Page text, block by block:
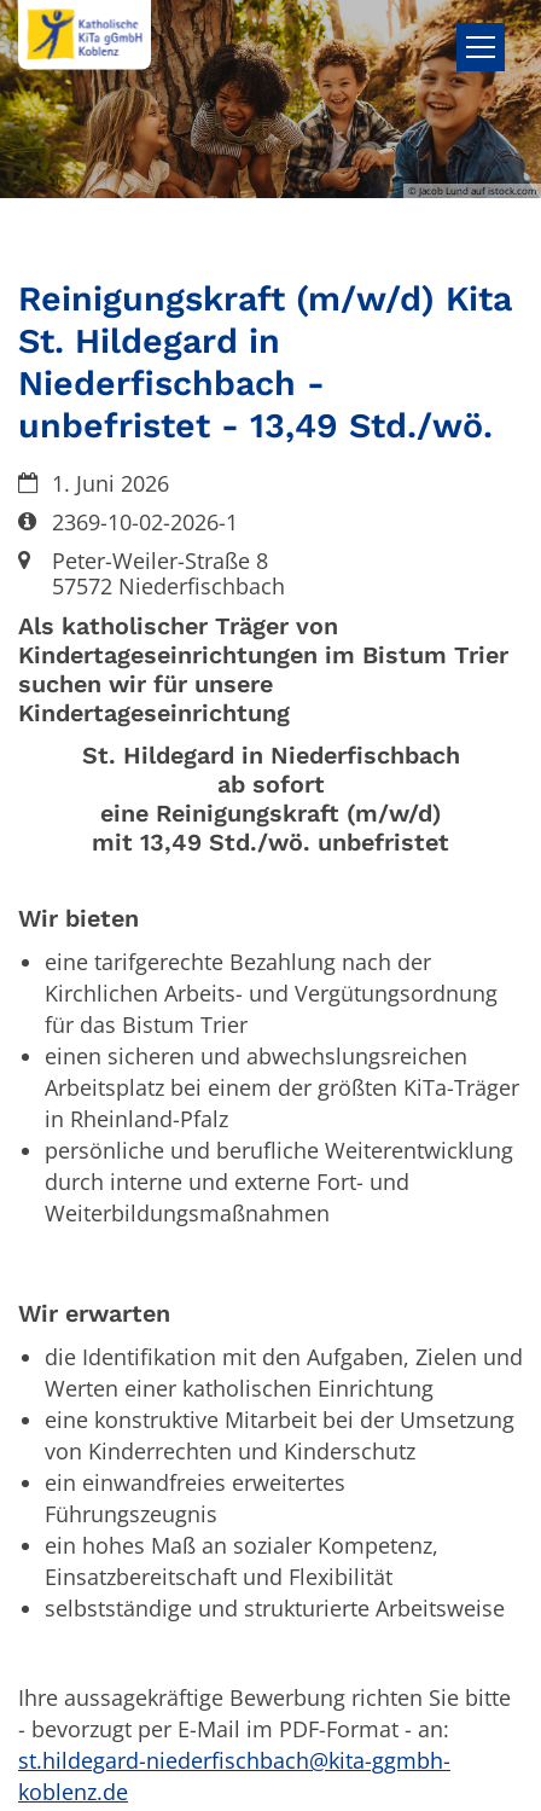
Zum Inhalt springen
© Jacob Lund auf istock.com
Reinigungskraft (m/w/d) Kita
St. Hildegard in
Niederfischbach -
unbefristet - 13,49 Std./wö.
Datum:1. Juni 2026
Art bzw. Nummer:
2369-10-02-2026-1
Ort:Peter-Weiler-Straße 8
57572 Niederfischbach
Als katholischer Träger von
Kindertageseinrichtungen im Bistum Trier
suchen wir für unsere
Kindertageseinrichtung
St. Hildegard in Niederfischbach
ab sofort
eine Reinigungskraft (m/w/d)
mit 13,49 Std./wö. unbefristet
Wir bieten
eine tarifgerechte Bezahlung nach der
Kirchlichen Arbeits- und Vergütungsordnung
für das Bistum Trier
einen sicheren und abwechslungsreichen
Arbeitsplatz bei einem der größten KiTa-Träger
in Rheinland-Pfalz
persönliche und berufliche Weiterentwicklung
durch interne und externe Fort- und
Weiterbildungsmaßnahmen
Wir erwarten
die Identifikation mit den Aufgaben, Zielen und
Werten einer katholischen Einrichtung
eine konstruktive Mitarbeit bei der Umsetzung
von Kinderrechten und Kinderschutz
ein einwandfreies erweitertes
Führungszeugnis
ein hohes Maß an sozialer Kompetenz,
Einsatzbereitschaft und Flexibilität
selbstständige und strukturierte Arbeitsweise
Ihre aussagekräftige Bewerbung richten Sie bitte
- bevorzugt per E-Mail im PDF-Format - an:
st.hildegard-niederfischbach@kita-ggmbh-
koblenz.de